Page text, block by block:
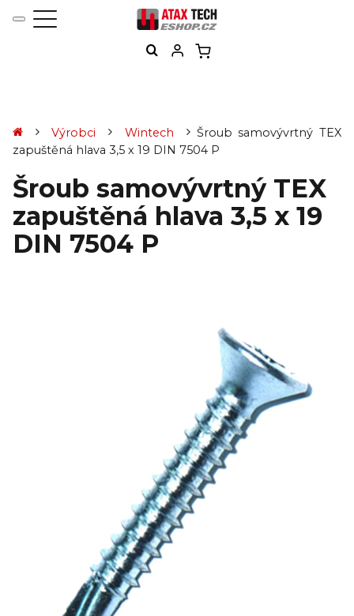
Výrobci Wintech
Šroub samovývrtný TEX
zapuštěná hlava 3,5 x 19 DIN 7504 P
Šroub samovývrtný TEX
zapuštěná hlava 3,5 x 19
DIN 7504 P